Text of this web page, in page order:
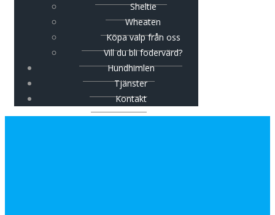
Sheltie
Wheaten
Köpa valp från oss
Vill du bli fodervärd?
Hundhimlen
Tjänster
Kontakt